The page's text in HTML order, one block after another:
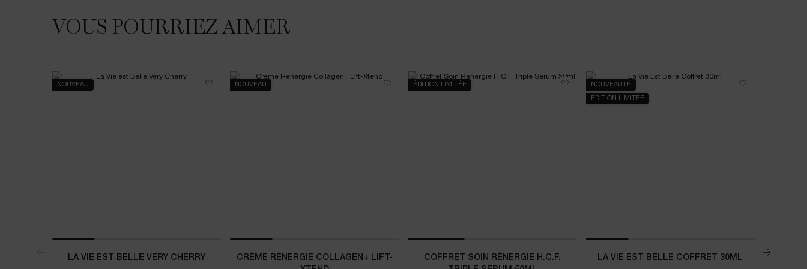
VOUS POURRIEZ AIMER
NOUVEAU
LA VIE EST BELLE VERY CHERRY
NOUVEAU
CRÈME RÉNERGIE COLLAGEN+ LIFT-
ÉDITION LIMITÉE
COFFRET SOIN RÉNERGIE H.C.F.
NOUVEAUTÉ
ÉDITION LIMITÉE
LA VIE EST BELLE COFFRET 30ML